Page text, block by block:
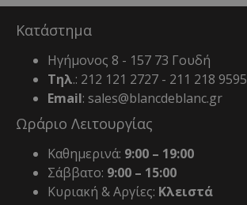
Κατάστημα
Ηγήμονος 8 - 157 73 Γουδή
Τηλ.: 212 121 2727 - 211 218 9595
Email: sales@blancdeblanc.gr
Ωράριο Λειτουργίας
Καθημερινά: 9:00 – 19:00
Σάββατο: 9:00 – 15:00
Κυριακή & Αργίες: Κλειστά